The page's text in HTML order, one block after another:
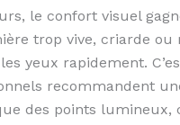
le confort visuel
trop vive, criarde
yeux rapidement.
recommandent
des points lumineux,